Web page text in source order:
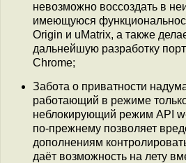
невозможно воссоздать в
имеющуюся
Origin и uMatrix, а также
дальнейшую разработку
Chrome;
Забота о приватности
работающий в режиме
неблокирующий режим API
по-прежнему позволяет
дополнениям
даёт возможность на лету